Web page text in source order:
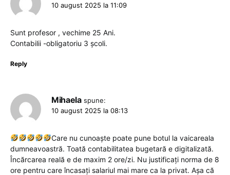
10 august 2025 la 11:09
Sunt profesor , vechime 25 Ani.
Contabilii -obligatoriu 3 școli.
Reply
Mihaela spune:
10 august 2025 la 08:13
Care nu cunoaște poate pune botul la vaicareala
dumneavoastră. Toată contabilitatea bugetară e digitalizată.
Încărcarea reală e de maxim 2 ore/zi. Nu justificați norma de 8
ore pentru care încasați salariul mai mare ca la privat. Așa că